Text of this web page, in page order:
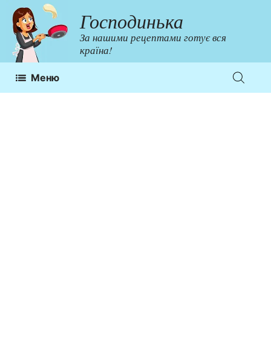
Перейти
до
контенту
Господинька
За нашими рецептами готує вся
країна!
Меню